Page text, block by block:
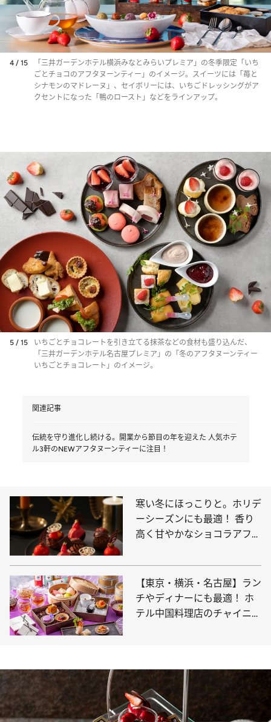
4 / 15
「三井ガーデンホテル横浜みなとみらいプレミア」の冬季限定「いち
ごとチョコのアフタヌーンティー」のイメージ。スイーツには「苺と
シナモンのマドレーヌ」、セイボリーには、いちごドレッシングがア
クセントになった「鴨のロースト」などをラインアップ。
5 / 15
いちごとチョコレートを引き立てる抹茶などの食材も盛り込んだ、
「三井ガーデンホテル名古屋プレミア」の「冬のアフタヌーンティー
いちごとチョコレート」のイメージ。
関連記事
伝統を守り進化し続ける。開業から節目の年を迎えた 人気ホテ
ル3軒のNEWアフタヌーンティーに注目！
寒い冬にほっこりと。ホリデ
ーシーズンにも最適！ 香り
高く甘やかなショコラアフタ
【東京・横浜・名古屋】ラン
チやディナーにも最適！ ホ
テル中国料理店のチャイニー